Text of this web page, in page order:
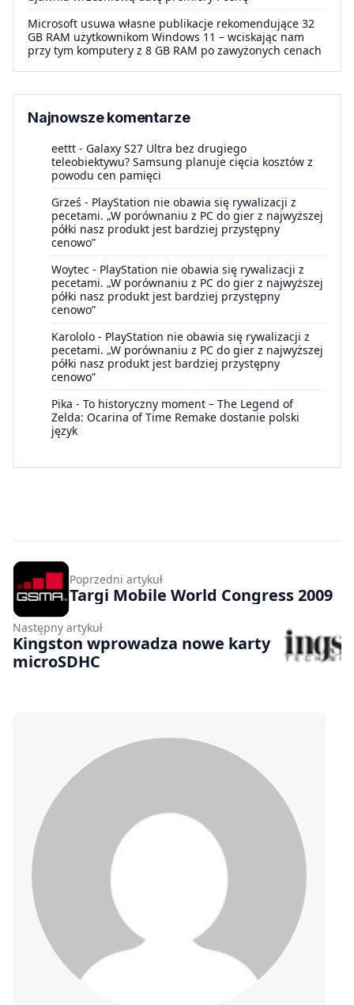
Microsoft usuwa własne publikacje rekomendujące 32
GB RAM użytkownikom Windows 11 – wciskając nam
przy tym komputery z 8 GB RAM po zawyżonych cenach
Najnowsze komentarze
eettt - Galaxy S27 Ultra bez drugiego
teleobiektywu? Samsung planuje cięcia kosztów z
powodu cen pamięci
Grześ - PlayStation nie obawia się rywalizacji z
pecetami. „W porównaniu z PC do gier z najwyższej
półki nasz produkt jest bardziej przystępny
cenowo”
Woytec - PlayStation nie obawia się rywalizacji z
pecetami. „W porównaniu z PC do gier z najwyższej
półki nasz produkt jest bardziej przystępny
cenowo”
Karololo - PlayStation nie obawia się rywalizacji z
pecetami. „W porównaniu z PC do gier z najwyższej
półki nasz produkt jest bardziej przystępny
cenowo”
Pika - To historyczny moment – The Legend of
Zelda: Ocarina of Time Remake dostanie polski
język
Poprzedni artykuł
Targi Mobile World Congress 2009
Następny artykuł
Kingston wprowadza nowe karty
microSDHC